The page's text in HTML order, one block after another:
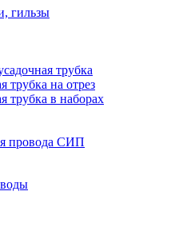
гильзы
трубка
трубка на отрез
трубка в наборах
провода СИП